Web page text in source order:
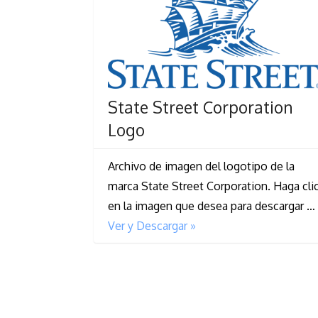
State Street Corporation
Logo
Archivo de imagen del logotipo de la
marca State Street Corporation. Haga
en la imagen que desea para descargar …
Ver y Descargar »